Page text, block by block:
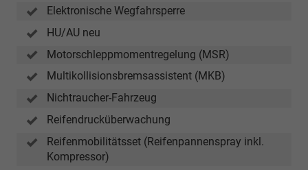
Elektronische Wegfahrsperre
HU/AU neu
Motorschleppmomentregelung (MSR)
Multikollisionsbremsassistent (MKB)
Nichtraucher-Fahrzeug
Reifendrucküberwachung
Reifenmobilitätsset (Reifenpannenspray inkl.
Kompressor)